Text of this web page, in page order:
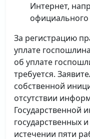
Интернет,
официального
За регистрацию
уплате
об уплате
требуется.
собственной
отсутствии
Государственной
государственных
истечении пяти